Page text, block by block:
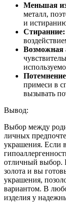
Меньшая
металл,
и
Стиранние:
Возможная
примеси в
вызывать
Вывод:
Выбор между
личных
украшения. Если
отличный выбор.
золота и вы
украшения,
вариантом. В
изделия у